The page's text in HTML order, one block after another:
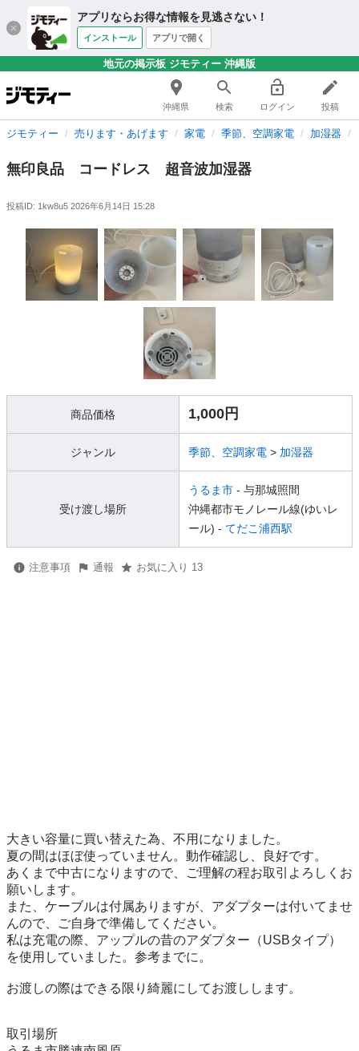
アプリならお得な情報を見逃さない！
インストール アプリで開く
地元の掲示板 ジモティー 沖縄版
沖縄県 検索 ログイン 投稿
ジモティー 売ります・あげます 家電 季節、空調家電 加湿器
無印良品 コードレス 超音波加湿器
投稿ID: 1kw8u5 2026年6月14日 15:28
商品価格 1,000円
ジャンル 季節、空調家電 > 加湿器
受け渡し場所
うるま市 - 与那城照間
沖縄都市モノレール線(ゆいレ
ール) - てだこ浦西駅
注意事項 通報 お気に入り 13
大きい容量に買い替えた為、不用になりました。
夏の間はほぼ使っていません。動作確認し、良好です。
あくまで中古になりますので、ご理解の程お取引よろしくお
願いします。
また、ケーブルは付属ありますが、アダプターは付いてませ
んので、ご自身で準備してください。
私は充電の際、アップルの昔のアダプター（USBタイプ）
を使用していました。参考までに。
お渡しの際はできる限り綺麗にしてお渡しします。
取引場所